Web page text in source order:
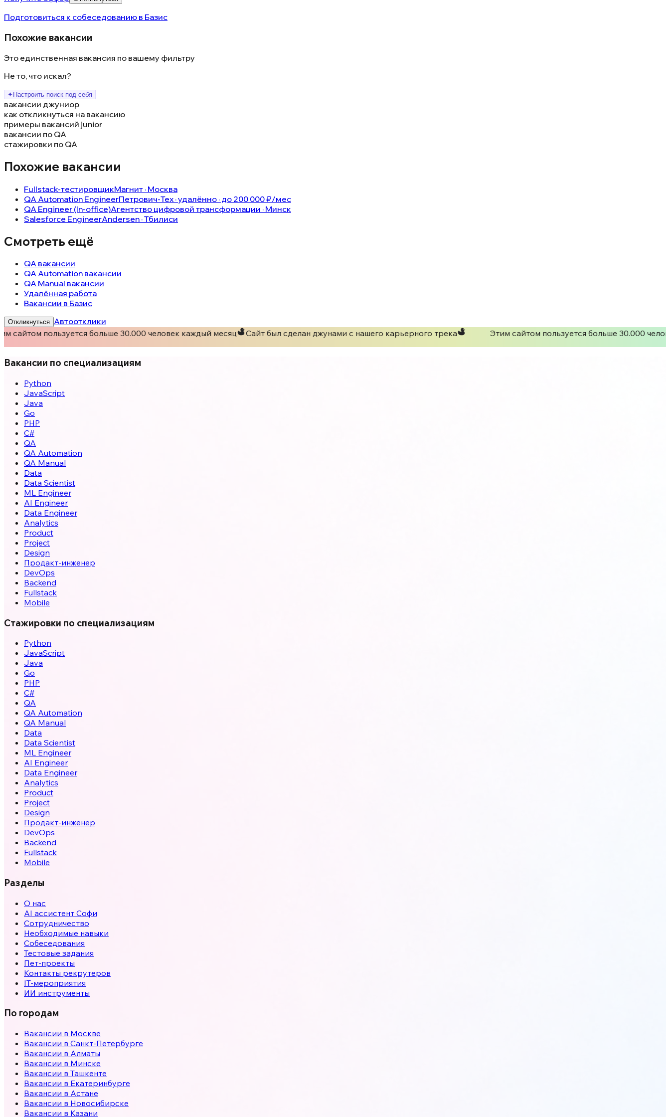
Подготовиться к собеседованию в Базис
Похожие вакансии
Это единственная вакансия по вашему фильтру
Не то, что искал?
✦ Настроить поиск под себя
вакансии джуниор
как откликнуться на вакансию
примеры вакансий junior
вакансии по QA
стажировки по QA
Похожие вакансии
Fullstack-тестировщикМагнит · Москва
QA Automation EngineerПетрович-Тех · удалённо · до 200 000 ₽/мес
QA Engineer (In-office)Агентство цифровой трансформации · Минск
Salesforce EngineerAndersen · Тбилиси
Смотреть ещё
QA вакансии
QA Automation вакансии
QA Manual вакансии
Удалённая работа
Вакансии в Базис
Откликнуться Автоотклики
сайтом пользуется больше 30.000 человек каждый месяц
Сайт был сделан джунами с нашего карьерного трека Этим сайтом пользуется больше 30.000
Вакансии по специализациям
Python
JavaScript
Java
Go
PHP
C#
QA
QA Automation
QA Manual
Data
Data Scientist
ML Engineer
AI Engineer
Data Engineer
Analytics
Product
Project
Design
Продакт-инженер
DevOps
Backend
Fullstack
Mobile
Стажировки по специализациям
Python
JavaScript
Java
Go
PHP
C#
QA
QA Automation
QA Manual
Data
Data Scientist
ML Engineer
AI Engineer
Data Engineer
Analytics
Product
Project
Design
Продакт-инженер
DevOps
Backend
Fullstack
Mobile
Разделы
О нас
AI ассистент Софи
Сотрудничество
Необходимые навыки
Собеседования
Тестовые задания
Пет-проекты
Контакты рекрутеров
IT-мероприятия
ИИ инструменты
По городам
Вакансии в Москве
Вакансии в Санкт-Петербурге
Вакансии в Алматы
Вакансии в Минске
Вакансии в Ташкенте
Вакансии в Екатеринбурге
Вакансии в Астане
Вакансии в Новосибирске
Вакансии в Казани